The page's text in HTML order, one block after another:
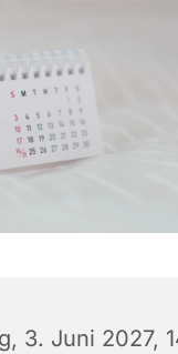
3. Juni 2027,